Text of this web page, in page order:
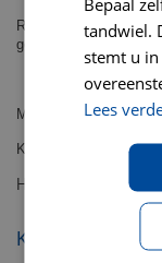
Reinigen kan simpel
gebruiken.
Materiaal: tanden
Kleur: zwart met groen
Hondenkam korte/
KIJK OOK EENS
tandwiel.
stemt u
Lees